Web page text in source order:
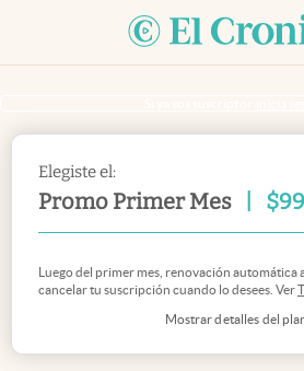
Elegiste el:
Promo Primer Mes $
Mostrar detalles del
Luego del primer mes, renovación automática
cancelar tu suscripción cuando lo desees. Ver